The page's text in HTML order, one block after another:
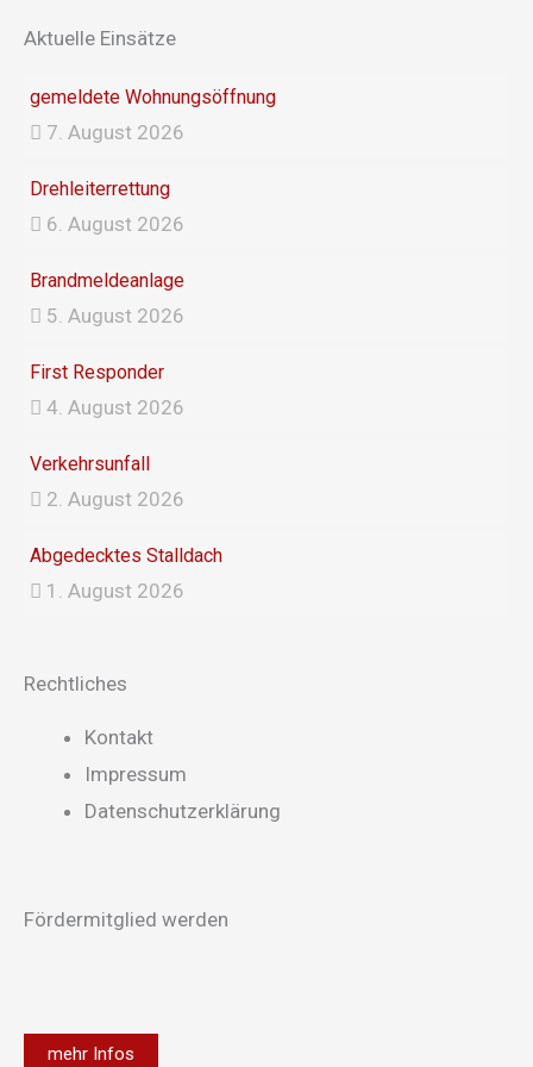
b
Aktuelle Einsätze
gemeldete Wohnungsöffnung
7. August 2026
Drehleiterrettung
6. August 2026
Brandmeldeanlage
5. August 2026
First Responder
4. August 2026
Verkehrsunfall
2. August 2026
Abgedecktes Stalldach
1. August 2026
Rechtliches
Main
Menu
Kontakt
Impressum
Datenschutzerklärung
Fördermitglied werden
mehr Infos